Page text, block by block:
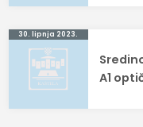
30. lipnja 2023.
A1